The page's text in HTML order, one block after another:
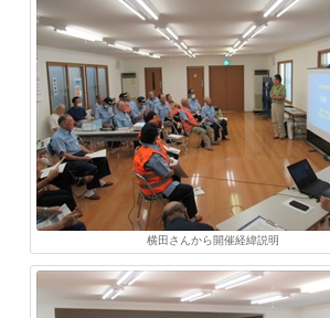
横田さんから開催経緯説明